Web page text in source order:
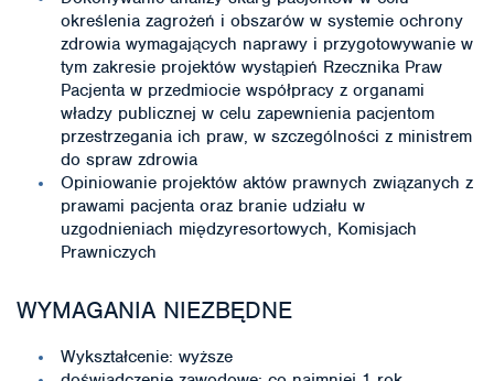
określenia zagrożeń i obszarów w systemie ochrony
zdrowia wymagających naprawy i przygotowywanie w
tym zakresie projektów wystąpień Rzecznika Praw
Pacjenta w przedmiocie współpracy z organami
władzy publicznej w celu zapewnienia pacjentom
przestrzegania ich praw, w szczególności z ministrem
do spraw zdrowia
Opiniowanie projektów aktów prawnych związanych z
prawami pacjenta oraz branie udziału w
uzgodnieniach międzyresortowych, Komisjach
Prawniczych
WYMAGANIA NIEZBĘDNE
Wykształcenie: wyższe